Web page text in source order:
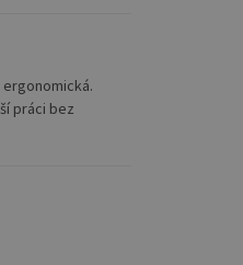
práci bez